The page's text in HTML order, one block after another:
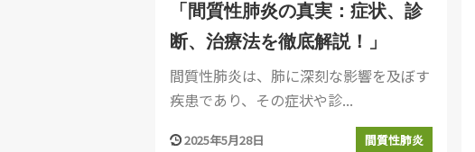
「間質性肺炎の真実：症状、診
断、治療法を徹底解説！」
間質性肺炎は、肺に深刻な影響を及ぼす
疾患であり、その症状や診...
2025年5月28日 間質性肺炎